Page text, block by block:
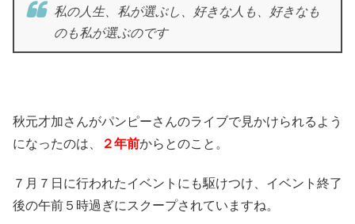
私の人生、私が選ぶし、好きな人も、好きなも
のも私が選ぶのです
秋元才加さんがパンピーさんのライブで見かけられるよう
になったのは、
２年前からとのこと。
７月７日に行われたイベントにも駆けつけ、イベント終了
後の午前５時過ぎにスクープされていますね。